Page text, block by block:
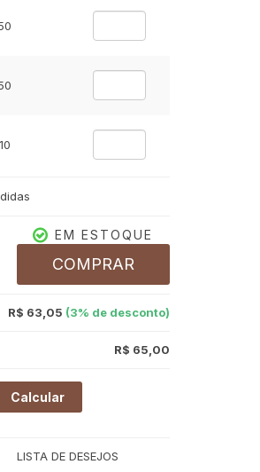
10
EM ESTOQUE
COMPRAR
R$ 63,05 (3% de desconto)
R$ 65,00
Calcular
LISTA DE DESEJOS